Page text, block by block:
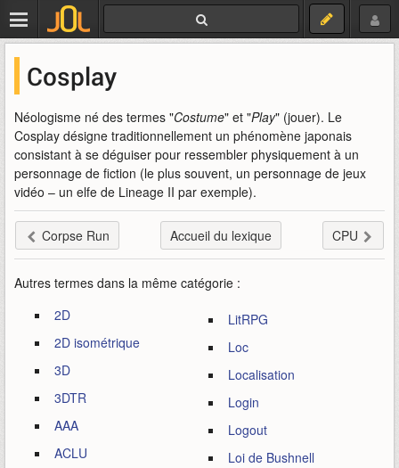
Cosplay
Néologisme né des termes "Costume" et "Play" (jouer). Le
Cosplay désigne traditionnellement un phénomène japonais
consistant à se déguiser pour ressembler physiquement à un
personnage de fiction (le plus souvent, un personnage de jeux
vidéo – un elfe de Lineage II par exemple).
Corpse Run Accueil du lexique CPU
Autres termes dans la même catégorie :
2D
2D isométrique
3D
3DTR
AAA
ACLU
LitRPG
Loc
Localisation
Login
Logout
Loi de Bushnell